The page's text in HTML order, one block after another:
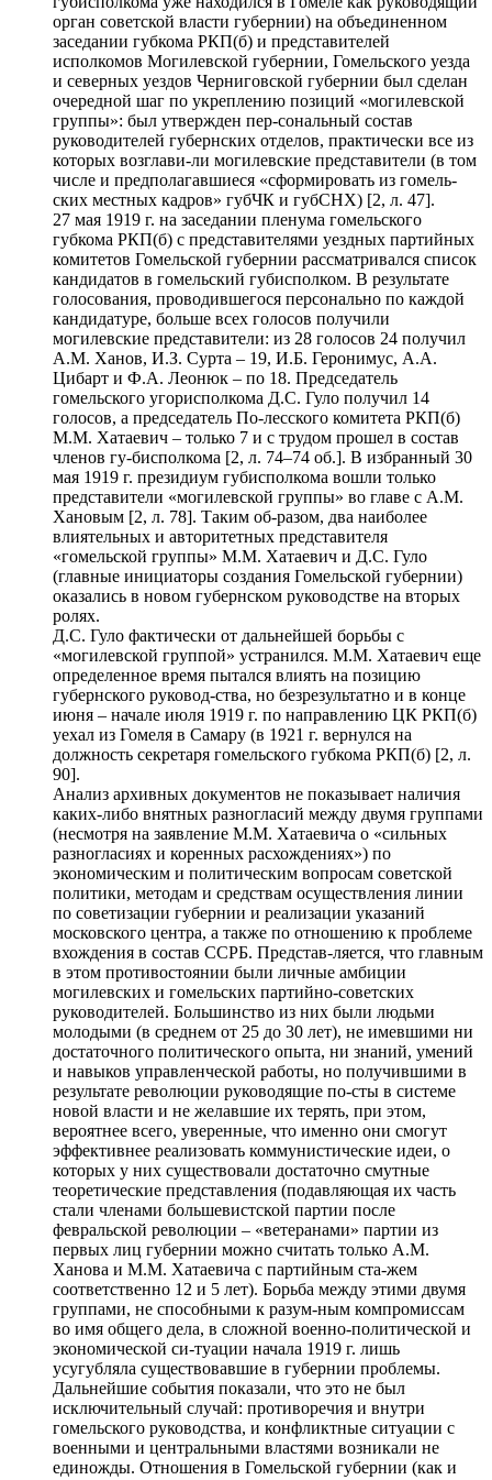
орган советской власти губернии) на объединенном
заседании губкома РКП(б) и представителей
исполкомов Могилевской губернии, Гомельского уезда
и северных уездов Черниговской губернии был сделан
очередной шаг по укреплению позиций «могилевской
группы»: был утвержден пер-сональный состав
руководителей губернских отделов, практически все из
которых возглави-ли могилевские представители (в том
числе и предполагавшиеся «сформировать из гомель-
ских местных кадров» губЧК и губСНХ) [2, л. 47].
27 мая 1919 г. на заседании пленума гомельского
губкома РКП(б) с представителями уездных партийных
комитетов Гомельской губернии рассматривался список
кандидатов в гомельский губисполком. В результате
голосования, проводившегося персонально по каждой
кандидатуре, больше всех голосов получили
могилевские представители: из 28 голосов 24 получил
А.М. Ханов, И.З. Сурта – 19, И.Б. Геронимус, А.А.
Цибарт и Ф.А. Леонюк – по 18. Председатель
гомельского угорисполкома Д.С. Гуло получил 14
голосов, а председатель По-лесского комитета РКП(б)
М.М. Хатаевич – только 7 и с трудом прошел в состав
членов гу-бисполкома [2, л. 74–74 об.]. В избранный 30
мая 1919 г. президиум губисполкома вошли только
представители «могилевской группы» во главе с А.М.
Хановым [2, л. 78]. Таким об-разом, два наиболее
влиятельных и авторитетных представителя
«гомельской группы» М.М. Хатаевич и Д.С. Гуло
(главные инициаторы создания Гомельской губернии)
оказались в новом губернском руководстве на вторых
ролях.
Д.С. Гуло фактически от дальнейшей борьбы с
«могилевской группой» устранился. М.М. Хатаевич еще
определенное время пытался влиять на позицию
губернского руковод-ства, но безрезультатно и в конце
июня – начале июля 1919 г. по направлению ЦК РКП(б)
уехал из Гомеля в Самару (в 1921 г. вернулся на
должность секретаря гомельского губкома РКП(б) [2, л.
90].
Анализ архивных документов не показывает наличия
каких-либо внятных разногласий между двумя группами
(несмотря на заявление М.М. Хатаевича о «сильных
разногласиях и коренных расхождениях») по
экономическим и политическим вопросам советской
политики, методам и средствам осуществления линии
по советизации губернии и реализации указаний
московского центра, а также по отношению к проблеме
вхождения в состав ССРБ. Представ-ляется, что главным
в этом противостоянии были личные амбиции
могилевских и гомельских партийно-советских
руководителей. Большинство из них были людьми
молодыми (в среднем от 25 до 30 лет), не имевшими ни
достаточного политического опыта, ни знаний, умений
и навыков управленческой работы, но получившими в
результате революции руководящие по-сты в системе
новой власти и не желавшие их терять, при этом,
вероятнее всего, уверенные, что именно они смогут
эффективнее реализовать коммунистические идеи, о
которых у них существовали достаточно смутные
теоретические представления (подавляющая их часть
стали членами большевистской партии после
февральской революции – «ветеранами» партии из
первых лиц губернии можно считать только А.М.
Ханова и М.М. Хатаевича с партийным ста-жем
соответственно 12 и 5 лет). Борьба между этими двумя
группами, не способными к разум-ным компромиссам
во имя общего дела, в сложной военно-политической и
экономической си-туации начала 1919 г. лишь
усугубляла существовавшие в губернии проблемы.
Дальнейшие события показали, что это не был
исключительный случай: противоречия и внутри
гомельского руководства, и конфликтные ситуации с
военными и центральными властями возникали не
единожды. Отношения в Гомельской губернии (как и